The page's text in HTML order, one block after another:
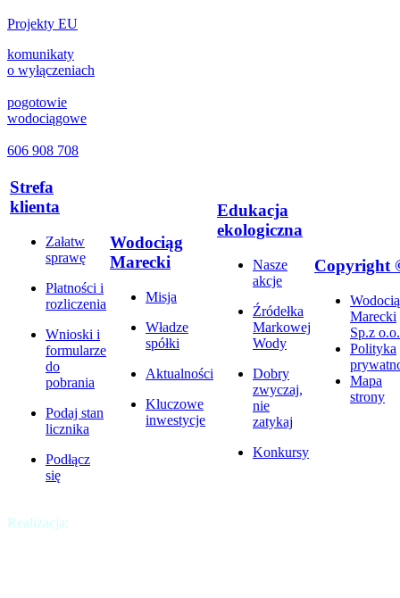
Projekty EU
komunikaty
o wyłączeniach
pogotowie
wodociągowe
606 908 708
Strefa
klienta
Załatw
sprawę
Płatności i
rozliczenia
Wnioski i
formularze
do
pobrania
Podaj stan
licznika
Podłącz
się
Wodociąg
Marecki
Misja
Władze
spółki
Aktualności
Kluczowe
inwestycje
Edukacja
ekologiczna
Nasze
akcje
Źródełka
Markowej
Wody
Dobry
zwyczaj,
nie
zatykaj
Konkursy
Copyright
Marecki
Sp.z o.o.
Polityka
Mapa
strony
Realizacja: